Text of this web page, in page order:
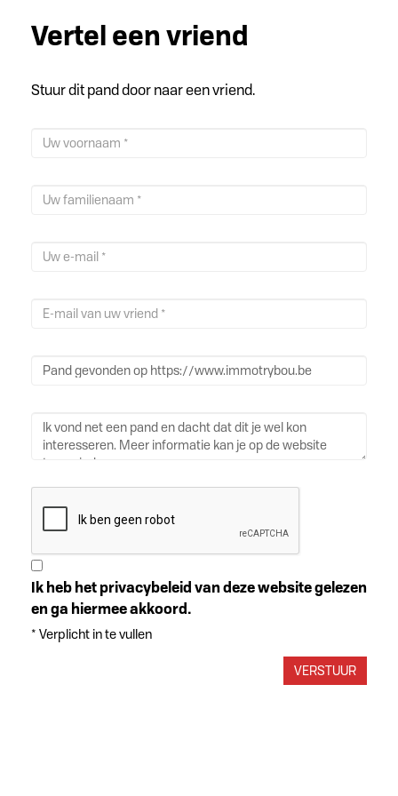
Vertel een vriend
Stuur dit pand door naar een vriend.
Ik heb het privacybeleid van deze website gelezen
en ga hiermee akkoord.
* Verplicht in te vullen